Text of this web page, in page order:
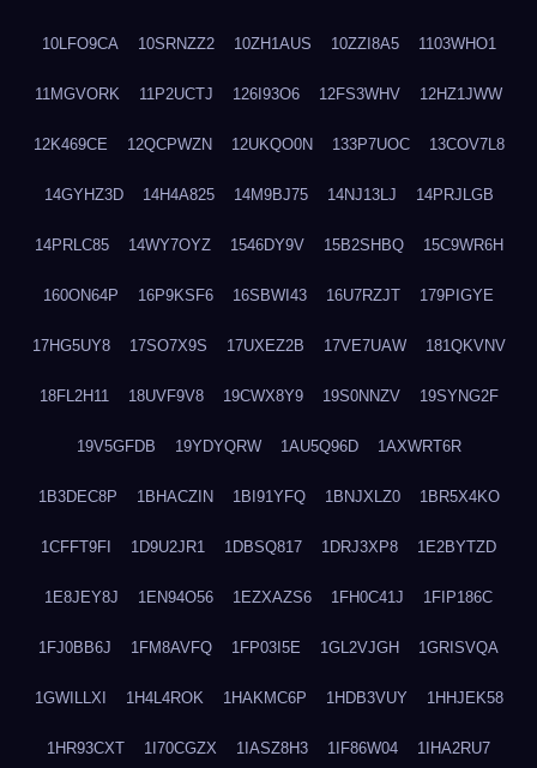
10LFO9CA 10SRNZZ2 10ZH1AUS 10ZZI8A5 1103WHO1
11MGVORK 11P2UCTJ 126I93O6 12FS3WHV 12HZ1JWW
12K469CE 12QCPWZN 12UKQO0N 133P7UOC 13COV7L8
14GYHZ3D 14H4A825 14M9BJ75 14NJ13LJ 14PRJLGB
14PRLC85 14WY7OYZ 1546DY9V 15B2SHBQ 15C9WR6H
160ON64P 16P9KSF6 16SBWI43 16U7RZJT 179PIGYE
17HG5UY8 17SO7X9S 17UXEZ2B 17VE7UAW 181QKVNV
18FL2H11 18UVF9V8 19CWX8Y9 19S0NNZV 19SYNG2F
19V5GFDB 19YDYQRW 1AU5Q96D 1AXWRT6R
1B3DEC8P 1BHACZIN 1BI91YFQ 1BNJXLZ0 1BR5X4KO
1CFFT9FI 1D9U2JR1 1DBSQ817 1DRJ3XP8 1E2BYTZD
1E8JEY8J 1EN94O56 1EZXAZS6 1FH0C41J 1FIP186C
1FJ0BB6J 1FM8AVFQ 1FP03I5E 1GL2VJGH 1GRISVQA
1GWILLXI 1H4L4ROK 1HAKMC6P 1HDB3VUY 1HHJEK58
1HR93CXT 1I70CGZX 1IASZ8H3 1IF86W04 1IHA2RU7